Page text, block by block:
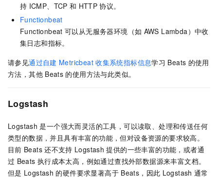
持 ICMP、TCP 和 HTTP 协议。
Functionbeat
Functionbeat 可以从无服务器环境（如 AWS Lambda）中收
集日志和指标。
请参见通过自建 Metricbeat 收集系统指标信息学习 Beats 的使用
方法，其他 Beats 的使用方法与此类似。
Logstash
Logstash 是一个强大而灵活的工具，可以读取、处理和传送任何
类型的数据，并且具有丰富的功能，但对设备资源的要求较高。
目前 Beats 还不支持 Logstash 提供的一些丰富的功能，或者通
过 Beats 执行成本太高，例如通过查找外部数据源来丰富文档。
但是 Logstash 的硬件要求显著高于 Beats，因此 Logstash 通常